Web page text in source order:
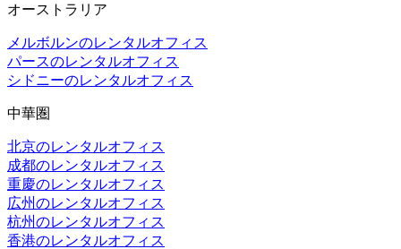
オーストラリア
メルボルンのレンタルオフィス
パースのレンタルオフィス
シドニーのレンタルオフィス
中華圏
北京のレンタルオフィス
成都のレンタルオフィス
重慶のレンタルオフィス
広州のレンタルオフィス
杭州のレンタルオフィス
香港のレンタルオフィス